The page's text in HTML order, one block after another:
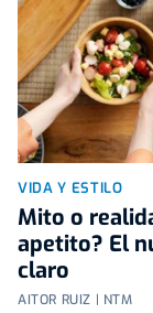
VIDA Y ESTILO
Mito o
apetito? El
claro
AITOR RUIZ | NTM